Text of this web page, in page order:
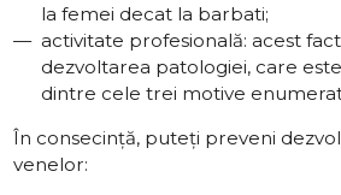
la femei decat la barbati;
activitate profesională: acest
dezvoltarea patologiei, care
dintre cele trei motive
În consecință, puteți preveni
venelor: